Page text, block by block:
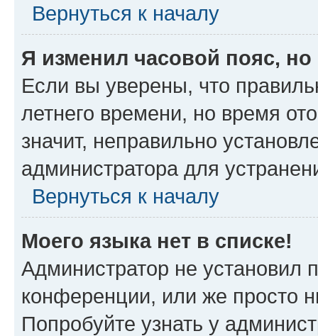
Вернуться к началу
Я изменил часовой пояс,
Если вы уверены, что
летнего времени, но время
значит, неправильно
администратора для
Вернуться к началу
Моего языка нет в списке!
Администратор не установил
конференции, или же просто
Попробуйте узнать у